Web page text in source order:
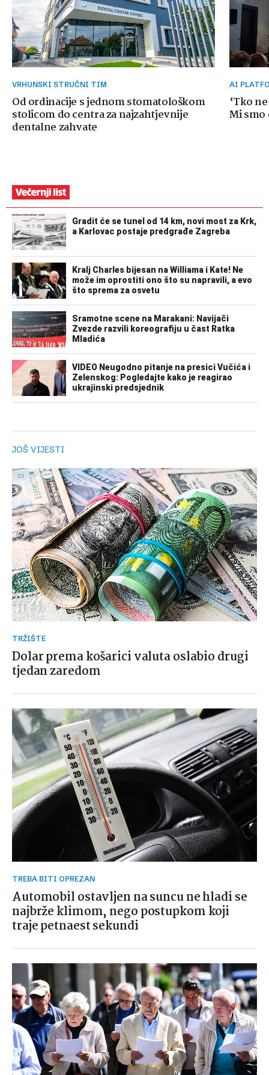
VRHUNSKI STRUČNI TIM
Od ordinacije s jednom stomatološkom
stolicom do centra za najzahtjevnije
dentalne zahvate
AI
‘Tko
Mi
JOŠ VIJESTI
TRŽIŠTE
Dolar prema košarici valuta oslabio drugi
tjedan zaredom
TREBA BITI OPREZAN
Automobil ostavljen na suncu ne hladi se
najbrže klimom, nego postupkom koji
traje petnaest sekundi